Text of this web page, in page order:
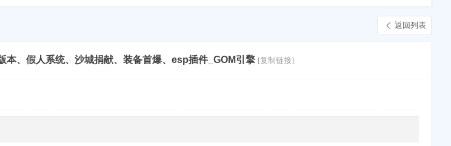
返回列表
本、假人系统、沙城捐献、装备首爆、esp插件_GOM引擎 [复制链接]